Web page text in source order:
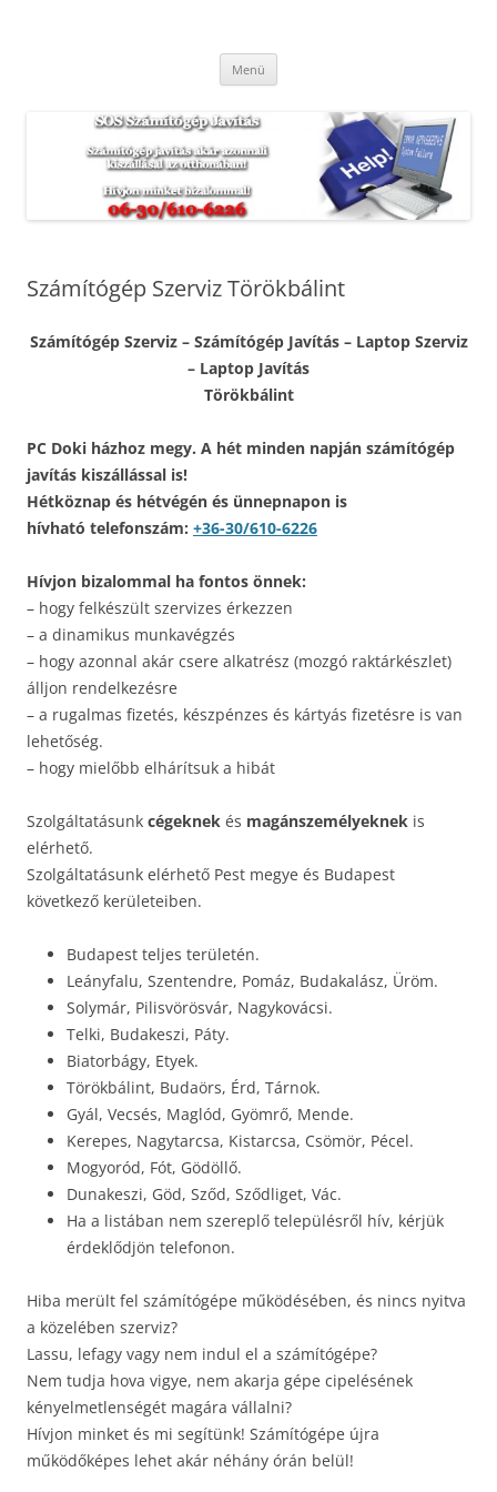
Menü
Számítógép Szerviz Törökbálint
Számítógép Szerviz – Számítógép Javítás – Laptop Szerviz
– Laptop Javítás
Törökbálint
PC Doki házhoz megy. A hét minden napján számítógép
javítás kiszállással is!
Hétköznap és hétvégén és ünnepnapon is
hívható telefonszám: +36-30/610-6226
Hívjon bizalommal ha fontos önnek:
– hogy felkészült szervizes érkezzen
– a dinamikus munkavégzés
– hogy azonnal akár csere alkatrész (mozgó raktárkészlet)
álljon rendelkezésre
– a rugalmas fizetés, készpénzes és kártyás fizetésre is van
lehetőség.
– hogy mielőbb elhárítsuk a hibát
Szolgáltatásunk cégeknek és magánszemélyeknek is
elérhető.
Szolgáltatásunk elérhető Pest megye és Budapest
következő kerületeiben.
Budapest teljes területén.
Leányfalu, Szentendre, Pomáz, Budakalász, Üröm.
Solymár, Pilisvörösvár, Nagykovácsi.
Telki, Budakeszi, Páty.
Biatorbágy, Etyek.
Törökbálint, Budaörs, Érd, Tárnok.
Gyál, Vecsés, Maglód, Gyömrő, Mende.
Kerepes, Nagytarcsa, Kistarcsa, Csömör, Pécel.
Mogyoród, Fót, Gödöllő.
Dunakeszi, Göd, Sződ, Sződliget, Vác.
Ha a listában nem szereplő településről hív, kérjük
érdeklődjön telefonon.
Hiba merült fel számítógépe működésében, és nincs nyitva
a közelében szerviz?
Lassu, lefagy vagy nem indul el a számítógépe?
Nem tudja hova vigye, nem akarja gépe cipelésének
kényelmetlenségét magára vállalni?
Hívjon minket és mi segítünk! Számítógépe újra
működőképes lehet akár néhány órán belül!